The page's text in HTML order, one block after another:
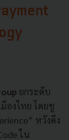
ยกระดับ
องไทย โดยชู
หวังดึง
ใน